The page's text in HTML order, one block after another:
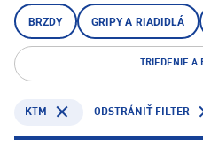
BRZDY GRIPY A RIADIDLÁ
TRIEDENIE A
KTM ODSTRÁNIŤ FILTER